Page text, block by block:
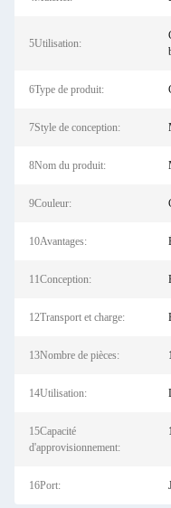
5Utilisation:
6Type de produit:
7Style de conception:
8Nom du produit:
9Couleur:
10Avantages:
11Conception:
12Transport et charge:
13Nombre de pièces:
14Utilisation:
15Capacité
d'approvisionnement:
16Port: